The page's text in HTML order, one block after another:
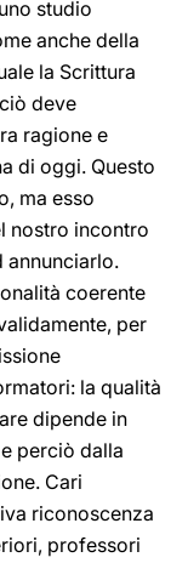
studio
anche della
la Scrittura
deve
ragione e
di oggi. Questo
ma esso
nostro incontro
annunciarlo.
coerente
per
la qualità
dipende in
perciò dalla
Cari
riconoscenza
professori